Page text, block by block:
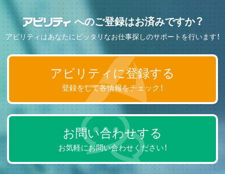
へのご登録はお済みですか？
アビリティはあなたにピッタリなお仕事探しのサポートを行います！
アビリティに登録する
登録をして各情報をチェック！
お問い合わせする
お気軽にお問い合わせください！